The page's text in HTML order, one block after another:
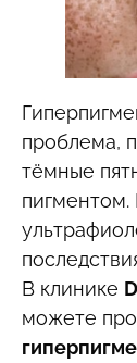
проблема,
тёмные
В клинике
можете